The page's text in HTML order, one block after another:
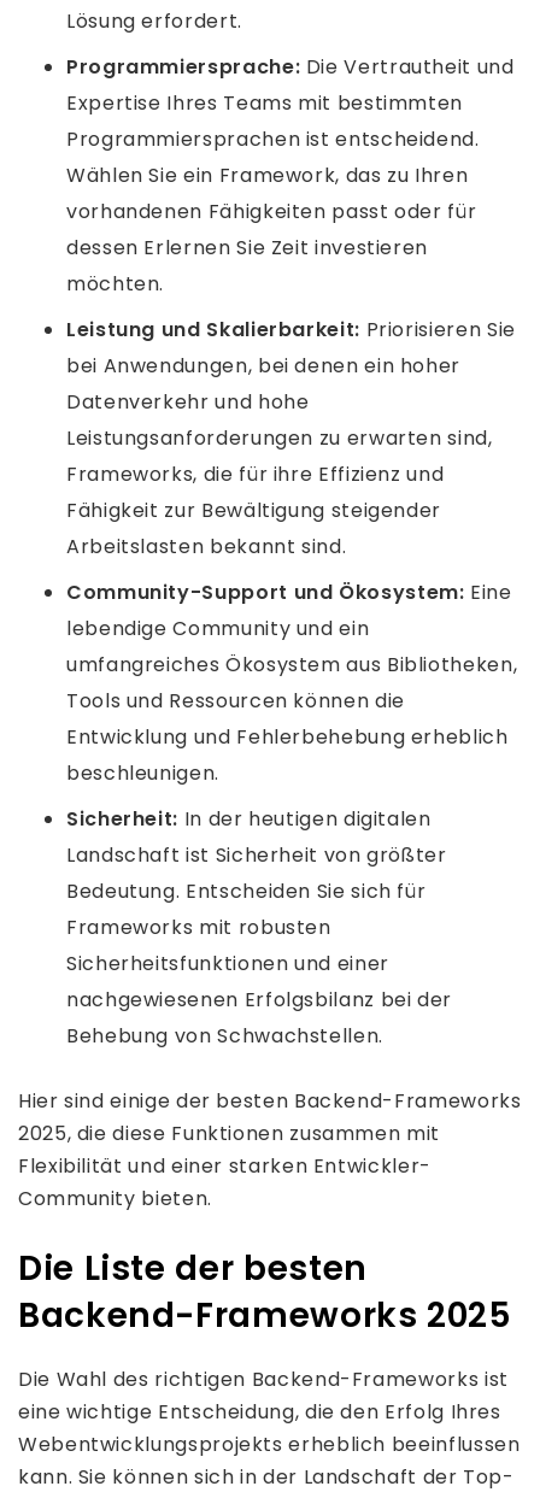
Lösung erfordert.
Programmiersprache: Die Vertrautheit und
Expertise Ihres Teams mit bestimmten
Programmiersprachen ist entscheidend.
Wählen Sie ein Framework, das zu Ihren
vorhandenen Fähigkeiten passt oder für
dessen Erlernen Sie Zeit investieren
möchten.
Leistung und Skalierbarkeit: Priorisieren Sie
bei Anwendungen, bei denen ein hoher
Datenverkehr und hohe
Leistungsanforderungen zu erwarten sind,
Frameworks, die für ihre Effizienz und
Fähigkeit zur Bewältigung steigender
Arbeitslasten bekannt sind.
Community-Support und Ökosystem: Eine
lebendige Community und ein
umfangreiches Ökosystem aus Bibliotheken,
Tools und Ressourcen können die
Entwicklung und Fehlerbehebung erheblich
beschleunigen.
Sicherheit: In der heutigen digitalen
Landschaft ist Sicherheit von größter
Bedeutung. Entscheiden Sie sich für
Frameworks mit robusten
Sicherheitsfunktionen und einer
nachgewiesenen Erfolgsbilanz bei der
Behebung von Schwachstellen.
Hier sind einige der besten Backend-Frameworks
2025, die diese Funktionen zusammen mit
Flexibilität und einer starken Entwickler-
Community bieten.
Die Liste der besten
Backend-Frameworks 2025
Die Wahl des richtigen Backend-Frameworks ist
eine wichtige Entscheidung, die den Erfolg Ihres
Webentwicklungsprojekts erheblich beeinflussen
kann. Sie können sich in der Landschaft der Top-